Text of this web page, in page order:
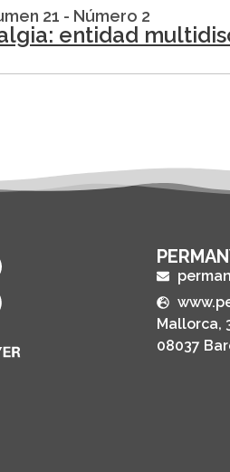
21 - Número 2
entidad
Mallorca,
08037